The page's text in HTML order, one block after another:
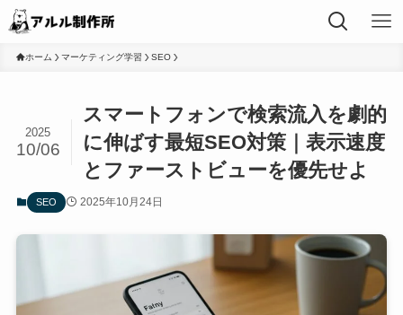
ホーム マーケティング学習 SEO
スマートフォンで検索流入を劇的
に伸ばす最短SEO対策｜表示速度
とファーストビューを優先せよ
2025
10/06
SEO 2025年10月24日